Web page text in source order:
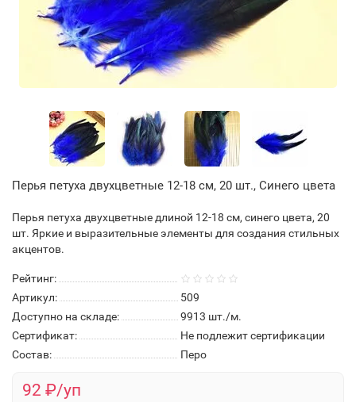
Перья петуха двухцветные 12-18 см, 20 шт., Синего цвета
Перья петуха двухцветные длиной 12-18 см, синего цвета, 20
шт. Яркие и выразительные элементы для создания стильных
акцентов.
Рейтинг:
Артикул:
509
Доступно на складе:
9913 шт./м.
Сертификат:
Не подлежит сертификации
Состав:
Перо
92 ₽/уп